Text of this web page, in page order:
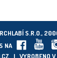
S.R.O.,
NA
| VYROBENO V